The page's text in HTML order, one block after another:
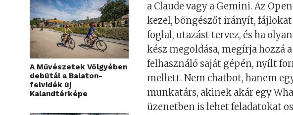
A Művészetek Völgyében
debütál a Balaton-
felvidék új
Kalandtérképe
a Claude vagy a Gemini. Az
kezel, böngészőt irányít,
foglal, utazást tervez, és ha
kész megoldása, megírja hozzá
felhasználó saját gépén, nyílt
mellett. Nem chatbot, hanem
munkatárs, akinek akár egy
üzenetben is lehet feladatokat